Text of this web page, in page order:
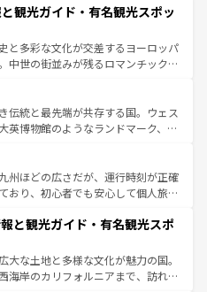
土や気候が異なるスペインはその個
てほしい。
っている。華麗な宮殿、歴史的な大
そして豊かな自然が、訪れる者を心
フランスは美食の国としても知ら
ネスコ無形文化遺産にも登録されて
など、多彩な楽しみ方が可能だ。さ
にも魅力が溢れており、どの街角に
息づいている。パリ以外の個性あふ
観光ガイド・有名観光スポッ
と多彩な文化が交差するヨーロッパ
中世の街並みが残るロマンチック街
こを歩いても飽きることがない。ベ
バイエルン州のアルプスの絶景、そ
イン畑といった風景は必見。ビール
験してほしい。 なお、新着の
ツ一覧を参照してほしい。
伝統と最先端が共存する国。ウェス
英博物館のようなランドマーク、歴
がある。また、優雅なアフタヌーン
はたまらない英国パブ、サッカー観
そできる体験も豊富。イギリスを旅
しい。
州ほどの広さだが、運行時刻が正確
おり、初心者でも安心して個人旅行
町や、スイスならではのユニークな
ス観光だけでなく町歩きも満喫する
所得が高いため物価も高いが、旅行
のサービスもあり、うまく活用すれ
と観光ガイド・有名観光スポ
大な土地と多様な文化が魅力の国。
海岸のカリフォルニアまで、訪れる